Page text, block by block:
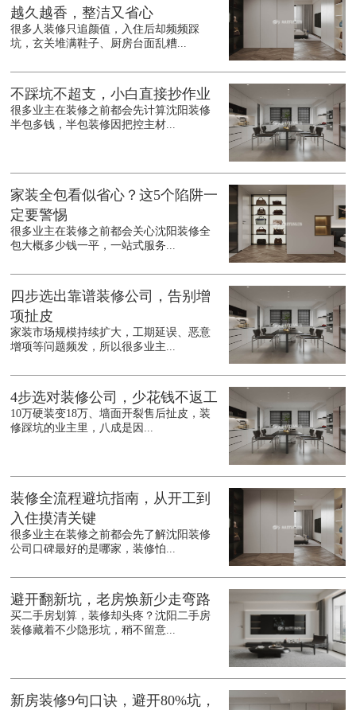
越久越香，整洁又省心
很多人装修只追颜值，入住后却频频踩
坑，玄关堆满鞋子、厨房台面乱糟...
不踩坑不超支，小白直接抄作业
很多业主在装修之前都会先计算沈阳装修
半包多钱，半包装修因把控主材...
家装全包看似省心？这5个陷阱一
定要警惕
很多业主在装修之前都会关心沈阳装修全
包大概多少钱一平，一站式服务...
四步选出靠谱装修公司，告别增
项扯皮
家装市场规模持续扩大，工期延误、恶意
增项等问题频发，所以很多业主...
4步选对装修公司，少花钱不返工
10万硬装变18万、墙面开裂售后扯皮，装
修踩坑的业主里，八成是因...
装修全流程避坑指南，从开工到
入住摸清关键
很多业主在装修之前都会先了解沈阳装修
公司口碑最好的是哪家，装修怕...
避开翻新坑，老房焕新少走弯路
买二手房划算，装修却头疼？沈阳二手房
装修藏着不少隐形坑，稍不留意...
新房装修9句口诀，避开80%坑，